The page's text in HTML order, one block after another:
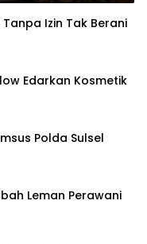
Tanpa Izin Tak Berani
Edarkan Kosmetik
Polda Sulsel
Leman Perawani